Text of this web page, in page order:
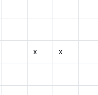
x x